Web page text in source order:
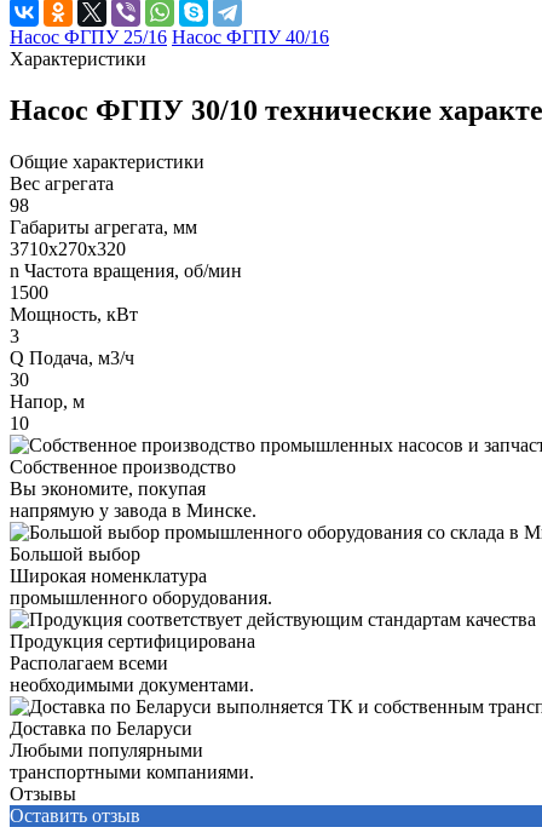
Насос ФГПУ 25/16 Насос ФГПУ 40/16
Характеристики
Насос ФГПУ 30/10 технические
Общие характеристики
Вес агрегата
98
Габариты агрегата, мм
3710х270х320
n Частота вращения, об/мин
1500
Мощность, кВт
3
Q Подача, м3/ч
30
Напор, м
10
Собственное производство
Вы экономите, покупая
напрямую у завода в Минске.
Большой выбор
Широкая номенклатура
промышленного оборудования.
Продукция сертифицирована
Располагаем всеми
необходимыми документами.
Доставка по Беларуси
Любыми популярными
транспортными компаниями.
Отзывы
Оставить отзыв